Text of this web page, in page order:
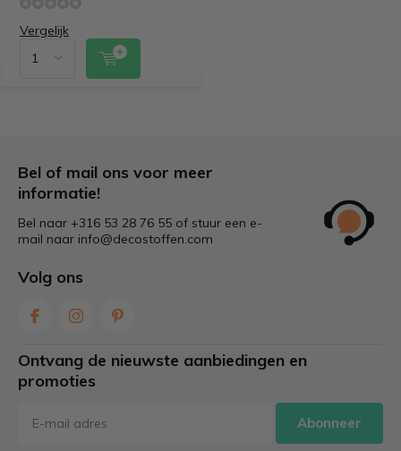
Vergelijk
Bel of mail ons voor meer
informatie!
Bel naar +316 53 28 76 55 of stuur een e-
mail naar info@decostoffen.com
Volg ons
Ontvang de nieuwste aanbiedingen en
promoties
Abonneer